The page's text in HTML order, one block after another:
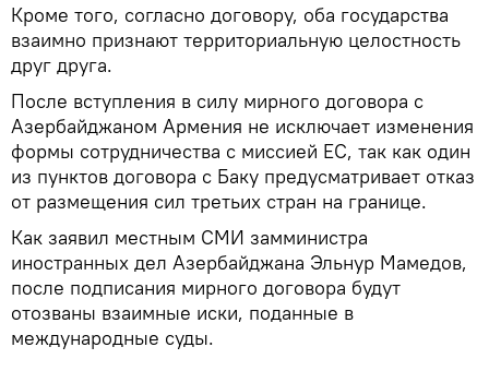
Кроме того, согласно договору, оба государства
взаимно признают территориальную целостность
друг друга.
После вступления в силу мирного договора с
Азербайджаном Армения не исключает изменения
формы сотрудничества с миссией ЕС, так как один
из пунктов договора с Баку предусматривает отказ
от размещения сил третьих стран на границе.
Как заявил местным СМИ замминистра
иностранных дел Азербайджана Эльнур Мамедов,
после подписания мирного договора будут
отозваны взаимные иски, поданные в
международные суды.